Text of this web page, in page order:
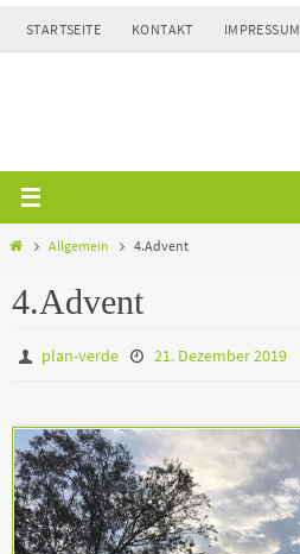
Zum
Inhalt
STARTSEITE KONTAKT IMPRESSUM
HomeAllgemein 4.Advent
4.Advent
plan-verde 21. Dezember 2019